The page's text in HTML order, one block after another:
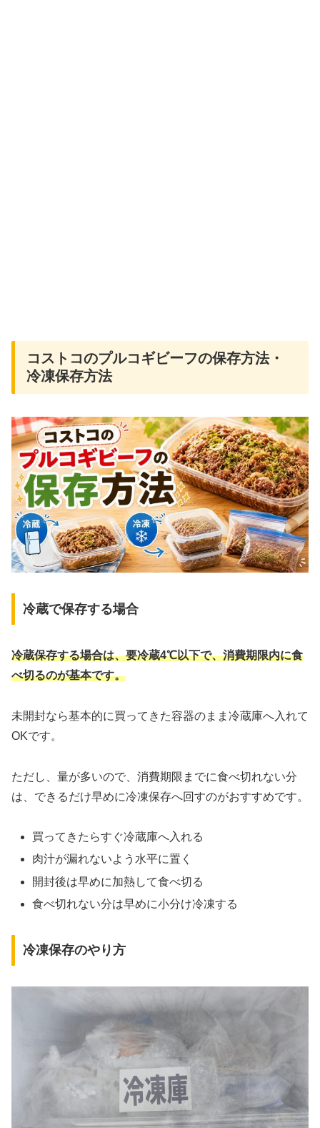
コストコのプルコギビーフの保存方法・
冷凍保存方法
冷蔵で保存する場合
冷蔵保存する場合は、要冷蔵4℃以下で、消費期限内に食
べ切るのが基本です。
未開封なら基本的に買ってきた容器のまま冷蔵庫へ入れて
OKです。
ただし、量が多いので、消費期限までに食べ切れない分
は、できるだけ早めに冷凍保存へ回すのがおすすめです。
買ってきたらすぐ冷蔵庫へ入れる
肉汁が漏れないよう水平に置く
開封後は早めに加熱して食べ切る
食べ切れない分は早めに小分け冷凍する
冷凍保存のやり方